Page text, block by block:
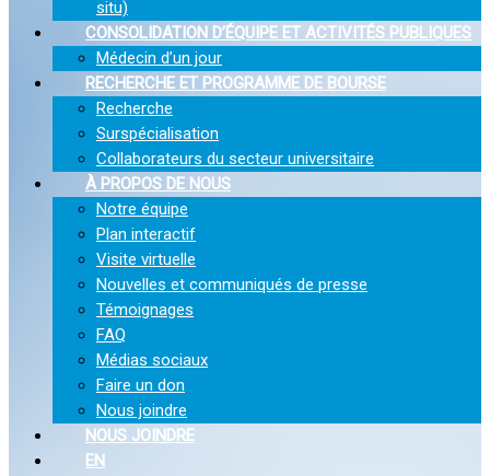
situ)
CONSOLIDATION D’ÉQUIPE ET ACTIVITÉS PUBLIQUES
Médecin d’un jour
RECHERCHE ET PROGRAMME DE BOURSE
Recherche
Surspécialisation
Collaborateurs du secteur universitaire
À PROPOS DE NOUS
Notre équipe
Plan interactif
Visite virtuelle
Nouvelles et communiqués de presse
Témoignages
FAQ
Médias sociaux
Faire un don
Nous joindre
NOUS JOINDRE
EN